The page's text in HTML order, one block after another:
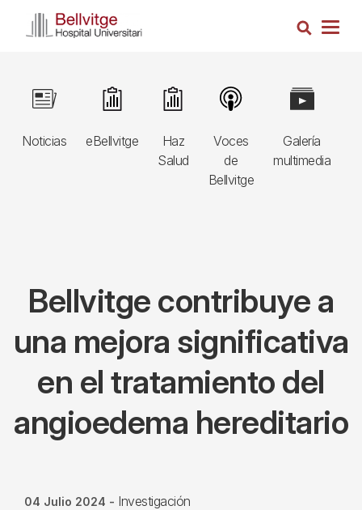
Busca
Navegació
principal
3r
Noticias
Image
eBellvitge
Image
Haz
Salud
Image
Voces
de
Bellvitge
Image
Galería
multimedia
Image
Bellvitge contribuye a
una mejora significativa
en el tratamiento del
angioedema hereditario
04 Julio 2024 - Investigación